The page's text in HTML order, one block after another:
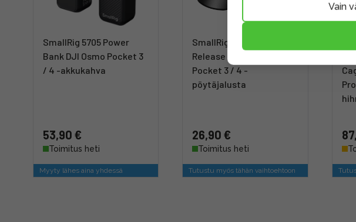
SmallRig 5705 Power
Bank DJI Osmo Pocket 3
/ 4 -akkukahva
53,90 €
Toimitus heti
Myyty lähes aina yhdessä
SmallRig 6083 Mini Quick
Release Tripod DJI Osmo
Pocket 3 / 4 -
pöytäjalusta
26,90 €
Toimitus heti
Tutustu myös tähän vaihtoehtoon
Vain